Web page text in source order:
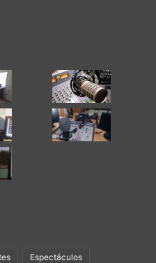
Espectáculos